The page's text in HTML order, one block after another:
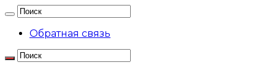
Обратная связь